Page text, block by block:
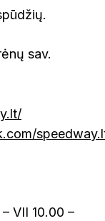
sav.
VII 10.00 –